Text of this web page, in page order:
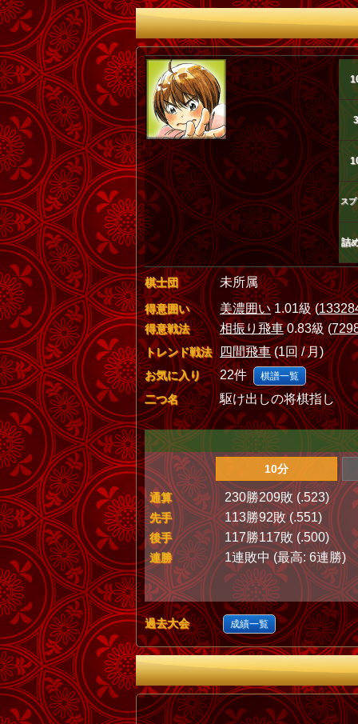
ス
詰
棋士団 未所属
得意囲い 美濃囲い1.01級 (
得意戦法 相振り飛車0.83級 (
トレンド戦法 四間飛車(1回 / 月)
お気に入り 22件 棋譜一覧
二つ名 駆け出しの将棋指し
10分
通算 230勝209敗 (.523)
先手 113勝92敗 (.551)
後手 117勝117敗 (.500)
連勝 1連敗中 (最高: 6連勝)
過去大会 成績一覧